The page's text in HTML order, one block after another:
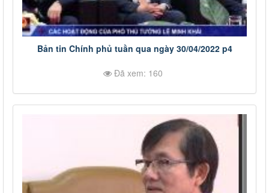
Bản tin Chính phủ tuần qua ngày 30/04/2022 p4
Đã xem: 160